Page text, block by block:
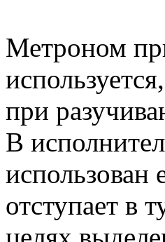
Метроном
при
В
использован
отступает в